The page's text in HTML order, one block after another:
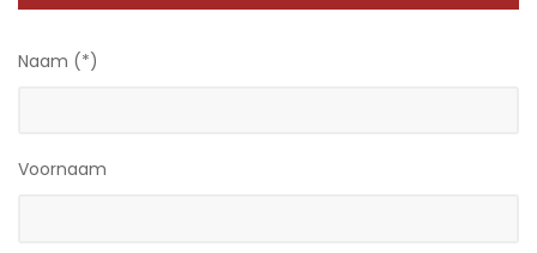
Naam (*)
Voornaam